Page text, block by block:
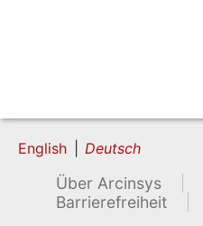
English Deutsch
Über Arcinsys
Barrierefreiheit